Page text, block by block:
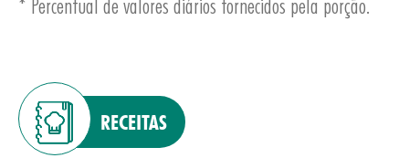
* Percentual de valores diários fornecidos pela porção.
RECEITAS